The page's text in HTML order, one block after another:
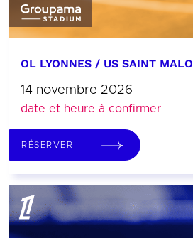
OL LYONNES / US SAINT MALO
14 novembre 2026
date et heure à confirmer
RÉSERVER